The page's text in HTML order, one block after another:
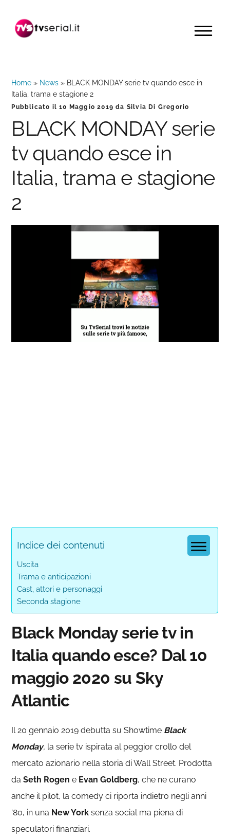
navigazione
contenuto
barra
MENU
Home » News » BLACK MONDAY serie tv quando esce in
Italia, trama e stagione 2
Pubblicato il10 Maggio 2019 da Silvia Di Gregorio
BLACK MONDAY serie
tv quando esce in
Italia, trama e stagione
2
Loaded:
0%
Indice dei contenuti
Uscita
Trama e anticipazioni
Cast, attori e personaggi
Seconda stagione
Black Monday serie tv in
Italia quando esce? Dal 10
maggio 2020 su Sky
Atlantic
Il 20 gennaio 2019 debutta su Showtime Black
Monday, la serie tv ispirata al peggior crollo del
mercato azionario nella storia di Wall Street. Prodotta
daSeth Rogene Evan Goldberg, che ne curano
anche il pilot, la comedy ci riporta indietro negli anni
‘80, in una New York senza social ma piena di
speculatori finanziari.